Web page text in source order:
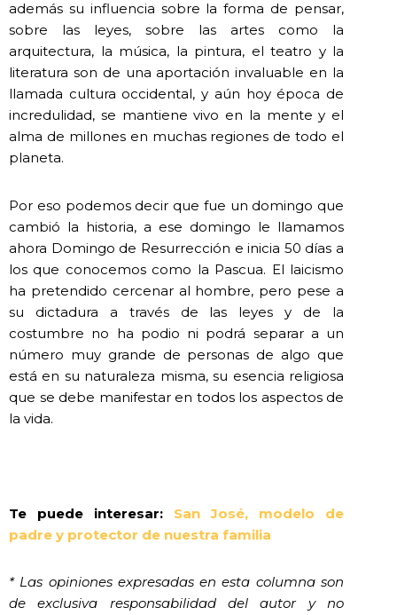
además su influencia sobre la forma de pensar,
sobre las leyes, sobre las artes como la
arquitectura, la música, la pintura, el teatro y la
literatura son de una aportación invaluable en la
llamada cultura occidental, y aún hoy época de
incredulidad, se mantiene vivo en la mente y el
alma de millones en muchas regiones de todo el
planeta.
Por eso podemos decir que fue un domingo que
cambió la historia, a ese domingo le llamamos
ahora Domingo de Resurrección e inicia 50 días a
los que conocemos como la Pascua. El laicismo
ha pretendido cercenar al hombre, pero pese a
su dictadura a través de las leyes y de la
costumbre no ha podio ni podrá separar a un
número muy grande de personas de algo que
está en su naturaleza misma, su esencia religiosa
que se debe manifestar en todos los aspectos de
la vida.
Te puede interesar: San José, modelo de
padre y protector de nuestra familia
* Las opiniones expresadas en esta columna son
de exclusiva responsabilidad del autor y no